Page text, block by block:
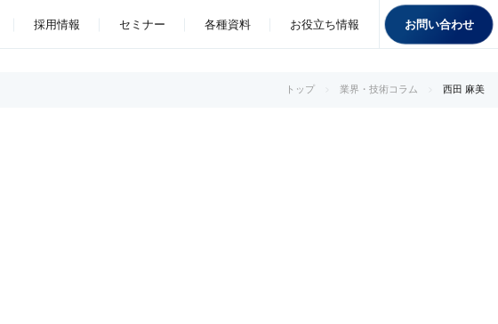
採用情報 セミナー 各種資料 お役立ち情報 お問い合わせ
トップ 業界・技術コラム 西田 麻美